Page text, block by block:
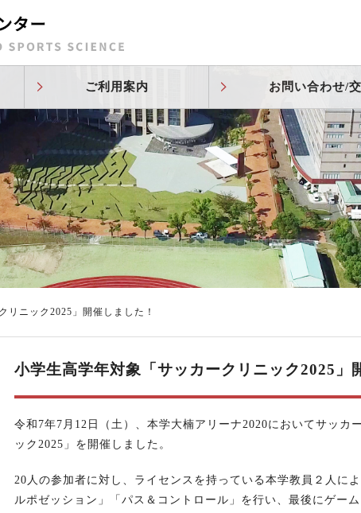
ご利用案内 お問い合わせ/
リニック2025」開催しました！
小学生高学年対象「サッカークリニック2025」
令和7年7月12日（土）、本学大楠アリーナ2020においてサッカ
ック2025」を開催しました。
20人の参加者に対し、ライセンスを持っている本学教員２人に
ルポゼッション」「パス＆コントロール」を行い、最後にゲーム